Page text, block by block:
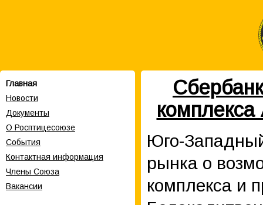
Главная
Новости
Документы
О Росптицесоюзе
События
Контактная информация
Члены Cоюза
Вакансии
Юго-
рынка о
комплекса и